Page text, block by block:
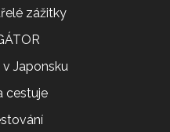
zážitky
v Japonsku
cestuje